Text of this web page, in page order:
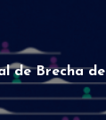
de Brecha de